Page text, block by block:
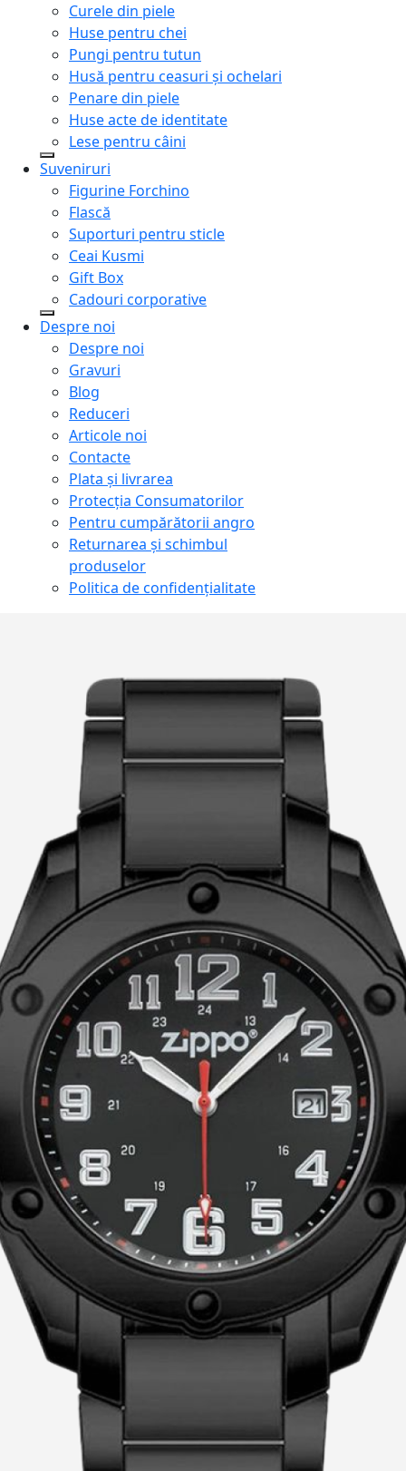
Curele din piele
Huse pentru chei
Pungi pentru tutun
Husă pentru ceasuri și ochelari
Penare din piele
Huse acte de identitate
Lese pentru câini
Suveniruri
Figurine Forchino
Flască
Suporturi pentru sticle
Ceai Kusmi
Gift Box
Cadouri corporative
Despre noi
Despre noi
Gravuri
Blog
Reduceri
Articole noi
Contacte
Plata și livrarea
Protecţia Consumatorilor
Pentru cumpărătorii angro
Returnarea și schimbul
produselor
Politica de confidențialitate